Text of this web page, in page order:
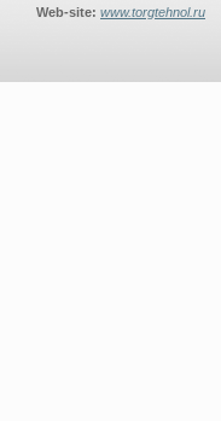
Web-site: www.torgtehnol.ru